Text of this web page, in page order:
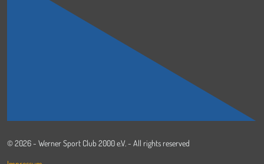
© 2026 - Werner Sport Club 2000 e.V. - All rights reserved